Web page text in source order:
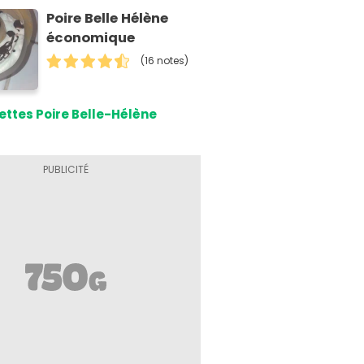
Poire Belle Hélène
économique
(16 notes)
Poire Belle-Hélène